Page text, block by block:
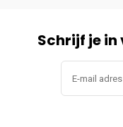
Schrijf je in